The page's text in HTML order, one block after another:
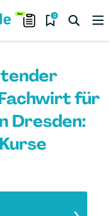
0
für
Dresden: